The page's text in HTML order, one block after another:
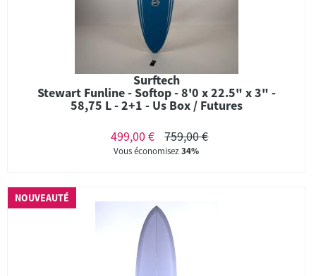
Surftech
Stewart Funline - Softop - 8'0 x 22.5" x 3" -
58,75 L - 2+1 - Us Box / Futures
499,00 €
759,00 €
Vous économisez34%
NOUVEAUTÉ